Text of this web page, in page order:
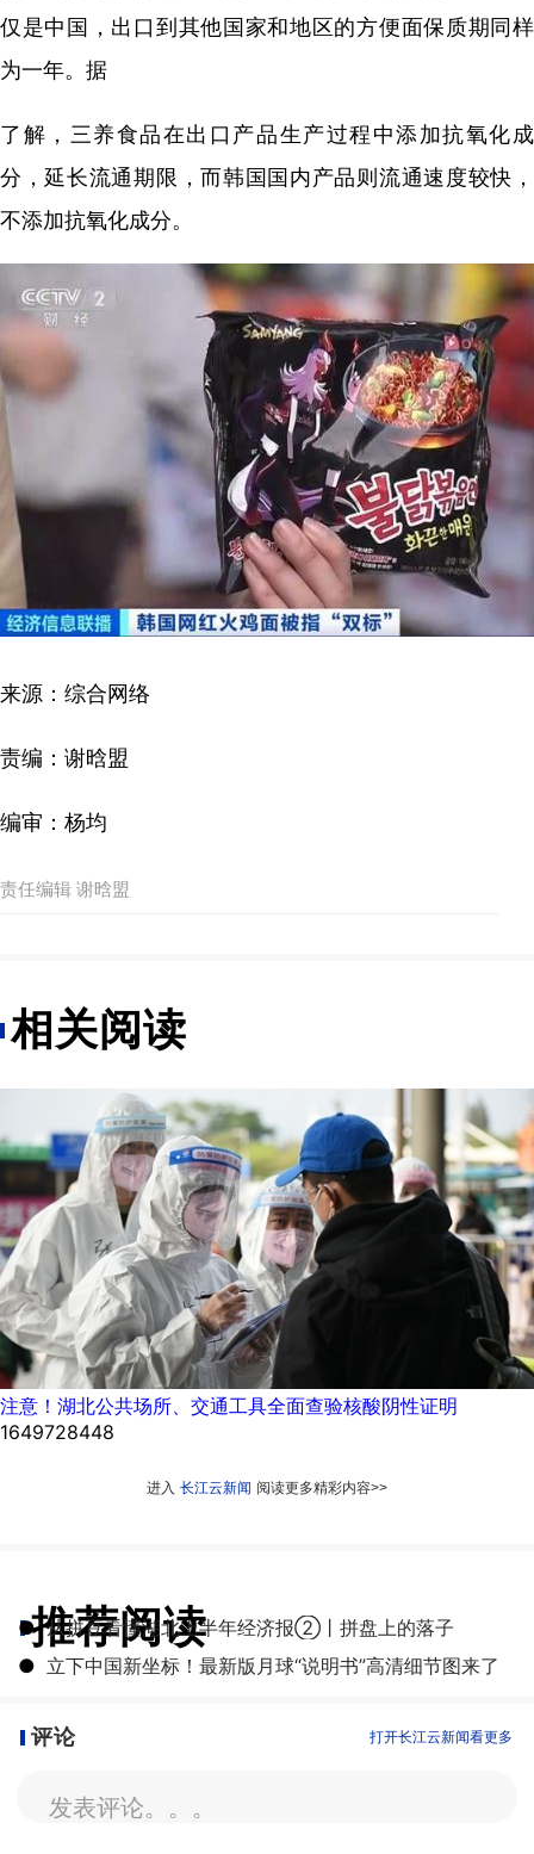
仅是中国，出口到其他国家和地区的方便面保质期同样
为一年。据
了解，三养食品在出口产品生产过程中添加抗氧化成
分，延长流通期限，而韩国国内产品则流通速度较快，
不添加抗氧化成分。
来源：综合网络
责编：谢晗盟
编审：杨均
责任编辑 谢晗盟
相关阅读
注意！湖北公共场所、交通工具全面查验核酸阴性证明
1649728448
进入 长江云新闻 阅读更多精彩内容>>
推荐阅读
● 从拼豆看懂湖北上半年经济报②丨拼盘上的落子
● 立下中国新坐标！最新版月球“说明书”高清细节图来了
评论 打开长江云新闻看更多
发表评论。。。